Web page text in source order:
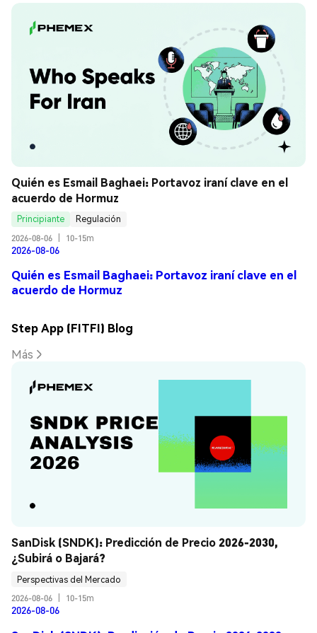
Quién es Esmail Baghaei: Portavoz iraní clave en el
acuerdo de Hormuz
Principiante
Regulación
2026-08-06
10-15m
2026-08-06
Quién es Esmail Baghaei: Portavoz iraní clave en el
acuerdo de Hormuz
Step App (FITFI) Blog
Más
SanDisk (SNDK): Predicción de Precio 2026-2030,
¿Subirá o Bajará?
Perspectivas del Mercado
2026-08-06
10-15m
2026-08-06